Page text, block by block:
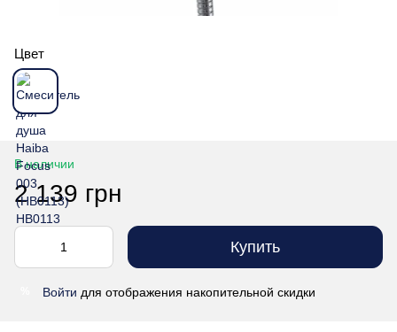
Цвет
В наличии
2 139 грн
Купить
Войти для отображения накопительной скидки